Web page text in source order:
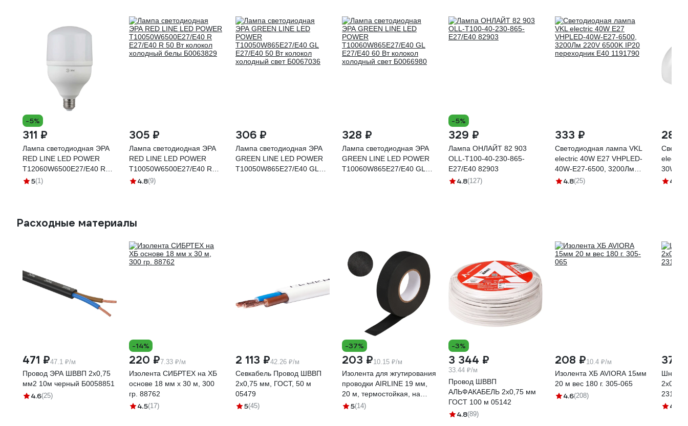
-5%
311 ₽
Лампа светодиодная ЭРА
RED LINE LED POWER
T12060W6500E27/E40 R
E27/E40 R 60 Вт колокол
5(1)
305 ₽
Лампа светодиодная ЭРА
RED LINE LED POWER
T10050W6500E27/E40 R
E27/E40 R 50 Вт колокол
4.8(9)
306 ₽
Лампа светодиодная ЭРА
GREEN LINE LED POWER
T10050W865E27/E40 GL
328 ₽
Лампа светодиодная ЭРА
GREEN LINE LED POWER
T10060W865E27/E40 GL
-5%
329 ₽
Лампа ОНЛАЙТ 82 903
OLL-T100-40-230-865-
E27/E40 82903
4.8(127)
333 ₽
Светодиодная лампа VKL
electric 40W Е27 VHPLED-
40W-E27-6500, 3200Лм
220V 6500K IP20
4.8(25)
285
electric
30W-
220V
4.8
Расходные материалы
471 ₽47.1 ₽/м
Провод ЭРА ШВВП 2x0,75
мм2 10м черный Б0058851
4.6(25)
-14%
220 ₽7.33 ₽/м
Изолента СИБРТЕХ на ХБ
основе 18 мм х 30 м, 300
гр. 88762
4.5(17)
2 113 ₽42.26 ₽/м
Севкабель Провод ШВВП
2х0,75 мм, ГОСТ, 50 м
05479
5(45)
-37%
203 ₽10.15 ₽/м
Изолента для жгутирования
проводки AIRLINE 19 мм,
20 м, термостойкая, на
основе полиэстера
5(14)
-3%
3 344 ₽
33.44 ₽/м
Провод ШВВП
АЛЬФАКАБЕЛЬ 2х0,75 мм
ГОСТ 100 м 05142
4.8(89)
208 ₽10.4 ₽/м
Изолента ХБ AVIORA 15мм
20 м вес 180 г. 305-065
4.6(208)
373
Шнур
2x0.75
4.7